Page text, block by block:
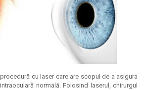
cu laser care are scopul de a asigura
normală. Folosind laserul, chirurgul